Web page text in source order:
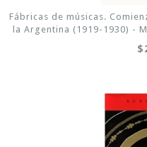
Fábricas de músicas.
la Argentina (1919-1930) -